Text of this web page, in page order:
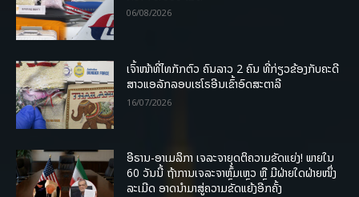
06/08/2026
ເຈົ້າໜ້າທີ່ໄທກັກຕົວ ຄົນລາວ 2 ຄົນ ທີ່ກ່ຽວຂ້ອງກັບຄະດີ
ສາວແອລັກລອບເຮໂຣອີນເຂົ້າອົດສະຕາລີ
16/07/2026
ອີຣານ-ອາເມລິກາ ເຈລະຈາຍຸດຕິຄວາມຂັດແຍ່ງ! ພາຍໃນ
60 ວັນນີ້ ຖ້າການເຈລະຈາຫຼົ້ມເຫຼວ ຫຼື ມີຝ່າຍໃດຝ່າຍໜຶ່ງ
ລະເມີດ ອາດນໍາມາສູ່ຄວາມຂັດແຍ້ງອີກຄັ້ງ